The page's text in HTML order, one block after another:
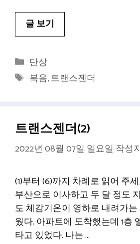
글 보기
카
테
고
단상
태
복음,트랜스젠더
트랜스젠더(2)
2022년 08월 07일 일요일 작성
(1)부터 (6)까지 차례로 읽어 주
부산으로 이사하고 두 달 정도
도 체감기온이 영하로 내려가
웠다. 아파트에 도착했는데 1층
타고 있었다. 나는 …